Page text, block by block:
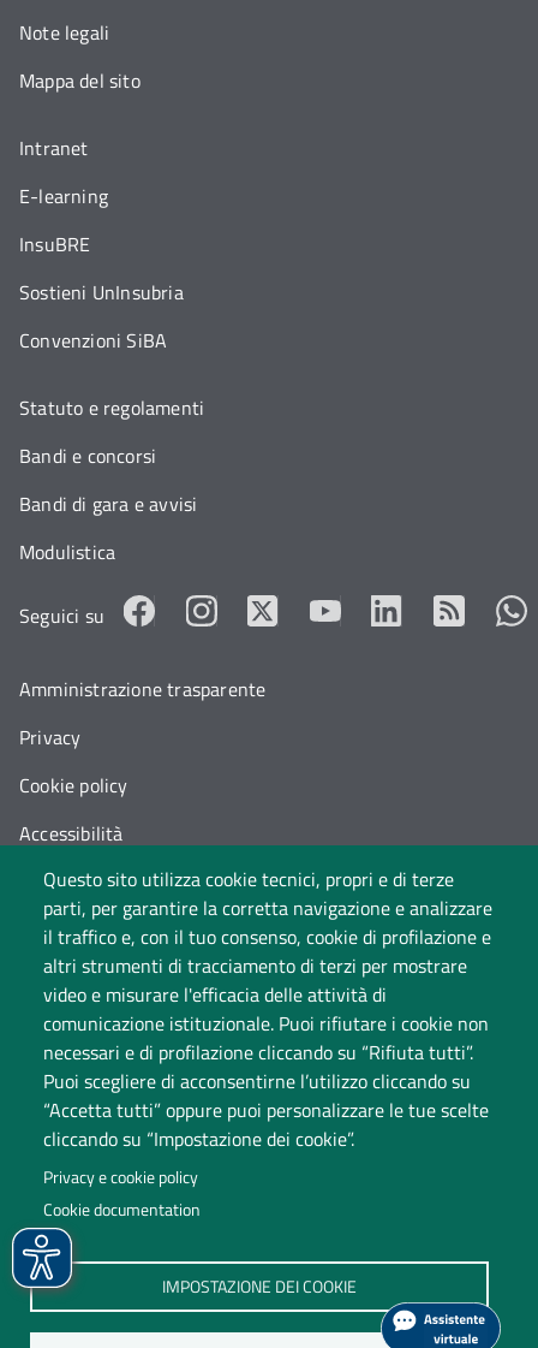
Questo sito utilizza cookie tecnici, propri e di terze
parti, per garantire la corretta navigazione e analizzare
il traffico e, con il tuo consenso, cookie di profilazione e
altri strumenti di tracciamento di terzi per mostrare
video e misurare l'efficacia delle attività di
comunicazione istituzionale. Puoi rifiutare i cookie non
necessari e di profilazione cliccando su “Rifiuta tutti”.
Puoi scegliere di acconsentirne l’utilizzo cliccando su
“Accetta tutti” oppure puoi personalizzare le tue scelte
cliccando su “Impostazione dei cookie”.
Privacy e cookie policy
Cookie documentation
IMPOSTAZIONE DEI COOKIE
Università degli Studi dell'Insubria
Sede legale: via Ravasi 2, 21100 Varese
Contact Center
P.IVA 02481820120
(C.F. 95039180120)
PEC: ateneo@pec.uninsubria.it (vedi le altre caselle )
Note legali
Mappa del sito
Intranet
E-learning
InsuBRE
Sostieni UnInsubria
Convenzioni SiBA
Statuto e regolamenti
Bandi e concorsi
Bandi di gara e avvisi
Modulistica
Seguici su
Amministrazione trasparente
Privacy
Cookie policy
Accessibilità
Cambia idea sui cookie
Dati di monitoraggio